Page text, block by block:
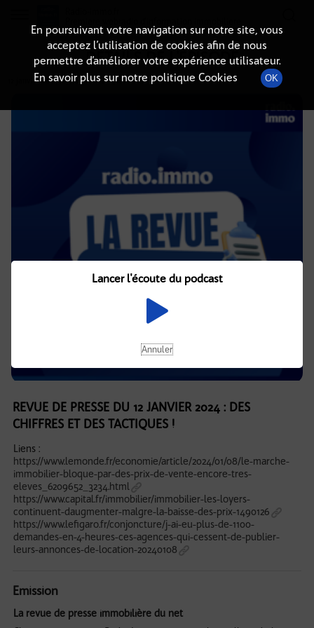
DÉTAILS DE L'ÉPISODE
12 janvier 2024à 7h02, durée : 4 minutes
REVUE DE PRESSE DU 12 JANVIER 2024 : DES
CHIFFRES ET DES TACTIQUES !
Liens :
https://www.lemonde.fr/economie/article/2024/01/08/le-marche-
immobilier-bloque-par-des-prix-de-vente-encore-tres-
eleves_6209652_3234.html
https://www.capital.fr/immobilier/immobilier-les-loyers-
continuent-daugmenter-malgre-la-baisse-des-prix-1490126
https://www.lefigaro.fr/conjoncture/j-ai-eu-plus-de-1100-
demandes-en-4-heures-ces-agences-qui-cessent-de-publier-
leurs-annonces-de-location-20240108
Emission
La revue de presse immobilière du net
En poursuivant votre navigation sur notre site, vous
acceptez l’utilisation de cookies afin de nous
permettre d’améliorer votre expérience utilisateur.
En savoir plus sur notre politique Cookies
OK
Lancer l'écoute du podcast
Annuler